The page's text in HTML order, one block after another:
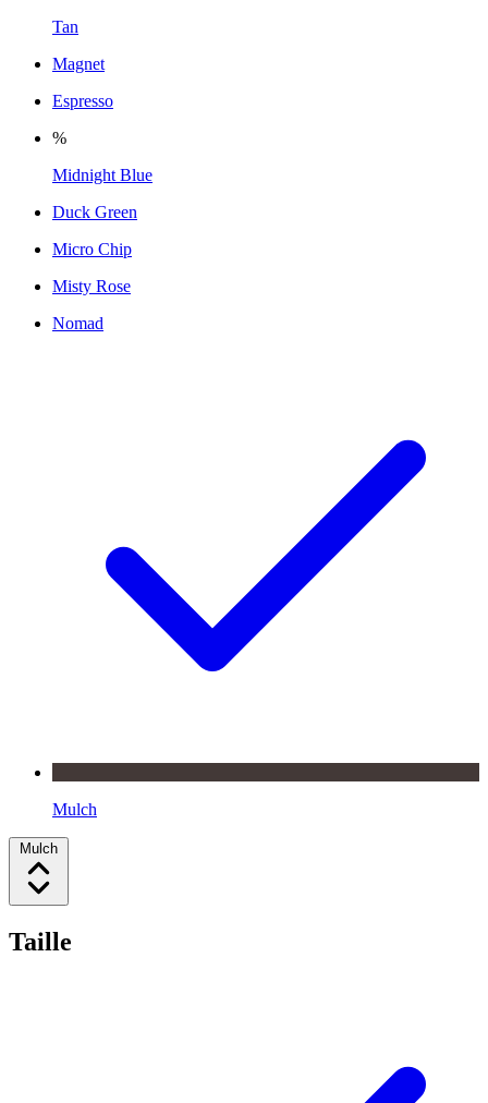
Tan
Magnet
Espresso
%
Midnight Blue
Duck Green
Micro Chip
Misty Rose
Nomad
Mulch
Mulch
Taille